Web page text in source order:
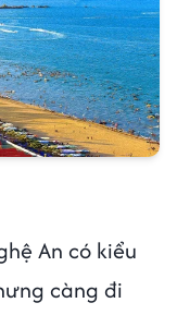
An có kiểu
càng đi